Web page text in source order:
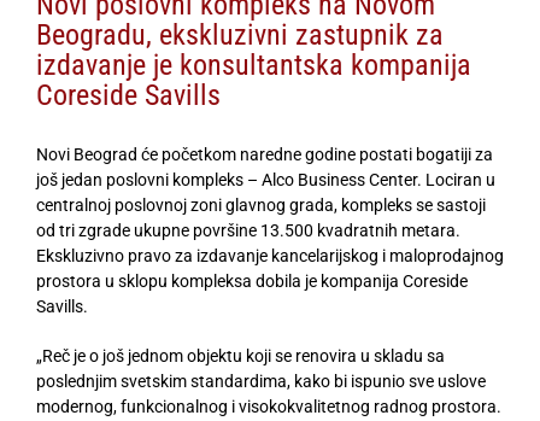
Beogradu, ekskluzivni zastupnik za
izdavanje je konsultantska kompanija
Coreside Savills
Novi Beograd će početkom naredne godine postati bogatiji za
još jedan poslovni kompleks – Alco Business Center. Lociran u
centralnoj poslovnoj zoni glavnog grada, kompleks se sastoji
od tri zgrade ukupne površine 13.500 kvadratnih metara.
Ekskluzivno pravo za izdavanje kancelarijskog i maloprodajnog
prostora u sklopu kompleksa dobila je kompanija Coreside
Savills.
„Reč je o još jednom objektu koji se renovira u skladu sa
poslednjim svetskim standardima, kako bi ispunio sve uslove
modernog, funkcionalnog i visokokvalitetnog radnog prostora.